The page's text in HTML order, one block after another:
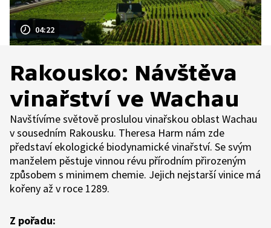
04:22
Rakousko: Návštěva
vinařství ve Wachau
Navštívíme světově proslulou vinařskou oblast Wachau
v sousedním Rakousku. Theresa Harm nám zde
představí ekologické biodynamické vinařství. Se svým
manželem pěstuje vinnou révu přírodním přirozeným
způsobem s minimem chemie. Jejich nejstarší vinice má
kořeny až v roce 1289.
Z pořadu: